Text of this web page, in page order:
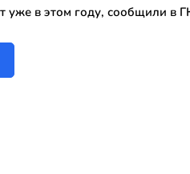
уже в этом году, сообщили